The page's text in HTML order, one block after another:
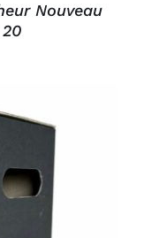
Nouveau